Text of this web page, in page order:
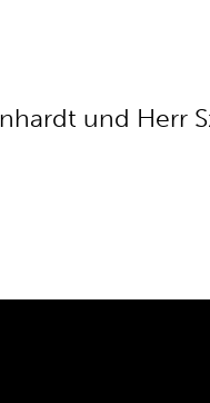
und Herr